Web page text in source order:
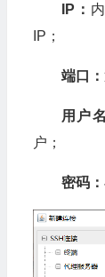
IP：
IP；
端口：
用户
户；
密码：